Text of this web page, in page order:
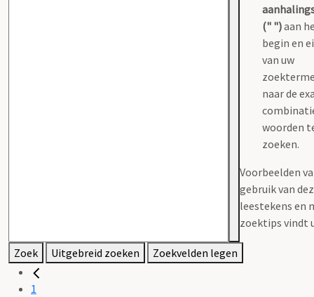
(" ")aan
begin en
van uw
naar de
woorden
zoeken.
Voorbeelden
gebruik van
leestekens en
zoektips vindt
Zoek Uitgebreid zoeken Zoekvelden legen
1